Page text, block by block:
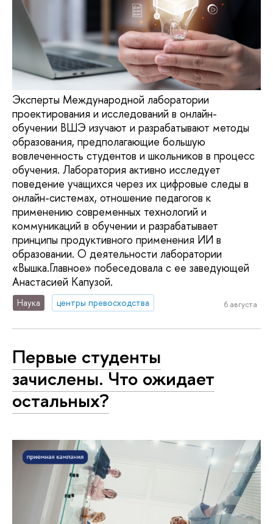
Эксперты Международной лаборатории
проектирования и исследований в онлайн-
обучении ВШЭ изучают и разрабатывают методы
образования, предполагающие большую
вовлеченность студентов и школьников в процесс
обучения. Лаборатория активно исследует
поведение учащихся через их цифровые следы в
онлайн-системах, отношение педагогов к
применению современных технологий и
коммуникаций в обучении и разрабатывает
принципы продуктивного применения ИИ в
образовании. О деятельности лаборатории
«Вышка.Главное» побеседовала с ее заведующей
Анастасией Капузой.
Наука центры превосходства 6 августа
Первые студенты
зачислены. Что ожидает
остальных?